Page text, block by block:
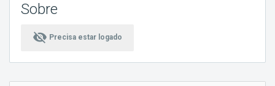
Sobre
visibility_off Precisa estar logado